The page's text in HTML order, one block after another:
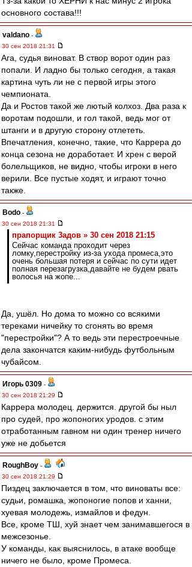
основного состава!!!
valdano -
30 сен 2018 21:31
Ага, судья виноват. В створ ворот один раз
попали. И ладно бы только сегодня, а такая
картина чуть ли не с первой игры этого
чемпионата.
Да и Ростов такой же лютый колхоз. Два раза к
воротам подошли, и гол такой, ведь мог от
штанги и в другую сторону отлететь.
Впечатления, конечно, такие, что Каррера до
конца сезона не доработает. И хрен с верой
болельщиков, не видно, чтобы игроки в него
верили. Все пустые ходят, и играют точно
также.
Bodo -
30 сен 2018 21:31
прапорщик 3адoв » 30 сен 2018 21:15
Сейчас команда проходит через
ломку,перестройку из-за ухода промеса,это
очень большая потеря и сейчас по сути идет
полная перезагрузка,давайте не будем рвать
волосья на жопе...
Да, ушёл. Но дома то можно со всякими
тереками ничейку то сгонять во время
"перестройки"? А то ведь эти перестроечные
дела закончатся каким-нибудь футбольным
чубайсом.
Игорь 0309 -
30 сен 2018 21:29
Каррера молодец. держится. другой бы ныл
про судей, про жопоногих уродов. с этим
отработанным гавном ни один тренер ничего
уже не добьется
RoughBoy -
30 сен 2018 21:29
Пиздец заключается в том, что виноваты все:
судьи, ромашка, жопоногие попов и ханни,
хуевая молодежь, измайлов и федун.
Все, кроме ТШ, хуй знает чем занимавшегося в
межсезонье.
У команды, как выяснилось, в атаке вообще
ничего не было, кроме Промеса.